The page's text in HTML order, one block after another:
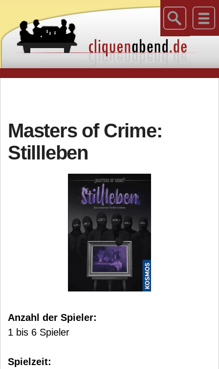
Masters of Crime:
Stillleben
Anzahl der Spieler:
1 bis 6 Spieler
Spielzeit: